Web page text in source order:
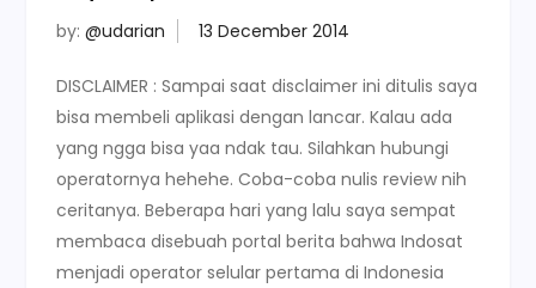
by:@udarian
DISCLAIMER : Sampai saat disclaimer ini ditulis saya
bisa membeli aplikasi dengan lancar. Kalau ada
yang ngga bisa yaa ndak tau. Silahkan hubungi
operatornya hehehe. Coba-coba nulis review nih
ceritanya. Beberapa hari yang lalu saya sempat
membaca disebuah portal berita bahwa Indosat
menjadi operator selular pertama di Indonesia